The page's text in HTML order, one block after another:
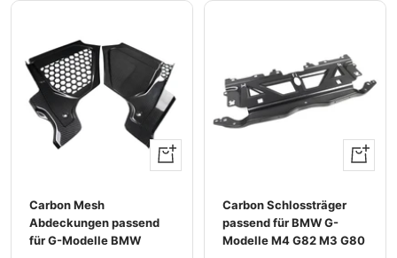
+
Hinzufügen
Carbon Mesh
Abdeckungen passend
für G-Modelle BMW
+
Carbon Schlossträger
passend für BMW G-
Modelle M4 G82 M3 G80